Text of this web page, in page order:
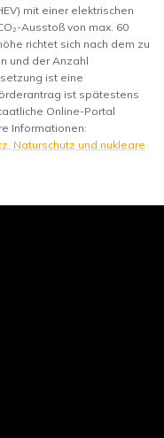
mit einer elektrischen
Ausstoß von max. 60
richtet sich nach dem zu
und der Anzahl
ist eine
ist spätestens
Online-Portal
Informationen:
Naturschutz und nukleare